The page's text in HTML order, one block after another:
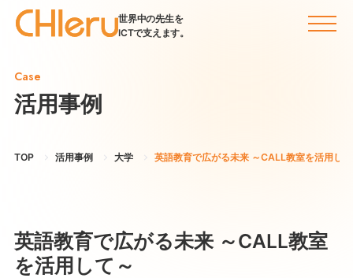
世界中の先生を
ICTで支えます。
Case
活用事例
TOP 活用事例 大学 英語教育で広がる未来 ～CALL教室を活用し
英語教育で広がる未来 ～CALL教室
を活用して～